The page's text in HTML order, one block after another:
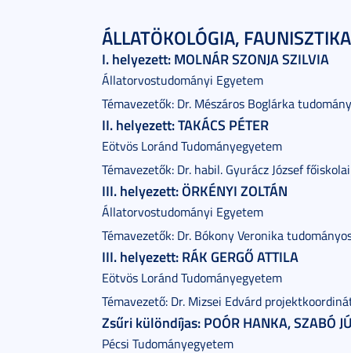
ÁLLATÖKOLÓGIA,
I. helyezett: MOLNÁR SZONJA SZILVIA
Állatorvostudományi Egyetem
Témavezetők: Dr. Mészáros Boglárka
II. helyezett: TAKÁCS PÉTER
Eötvös Loránd Tudományegyetem
Témavezetők: Dr. habil. Gyurácz József
III. helyezett: ÖRKÉNYI ZOLTÁN
Állatorvostudományi Egyetem
Témavezetők: Dr. Bókony Veronika
III. helyezett: RÁK GERGŐ ATTILA
Eötvös Loránd Tudományegyetem
Témavezető: Dr. Mizsei Edvárd
Zsűri különdíjas: POÓR HANKA, SZABÓ
Pécsi Tudományegyetem